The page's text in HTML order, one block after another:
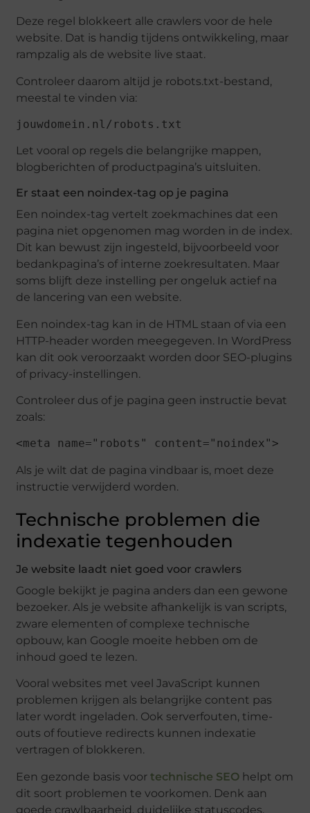
Deze regel blokkeert alle crawlers voor de hele
website. Dat is handig tijdens ontwikkeling, maar
rampzalig als de website live staat.
Controleer daarom altijd je robots.txt-bestand,
meestal te vinden via:
jouwdomein.nl/robots.txt
Let vooral op regels die belangrijke mappen,
blogberichten of productpagina’s uitsluiten.
Er staat een noindex-tag op je pagina
Een noindex-tag vertelt zoekmachines dat een
pagina niet opgenomen mag worden in de index.
Dit kan bewust zijn ingesteld, bijvoorbeeld voor
bedankpagina’s of interne zoekresultaten. Maar
soms blijft deze instelling per ongeluk actief na
de lancering van een website.
Een noindex-tag kan in de HTML staan of via een
HTTP-header worden meegegeven. In WordPress
kan dit ook veroorzaakt worden door SEO-plugins
of privacy-instellingen.
Controleer dus of je pagina geen instructie bevat
zoals:
<meta name="robots" content="noindex">
Als je wilt dat de pagina vindbaar is, moet deze
instructie verwijderd worden.
Technische problemen die
indexatie tegenhouden
Je website laadt niet goed voor crawlers
Google bekijkt je pagina anders dan een gewone
bezoeker. Als je website afhankelijk is van scripts,
zware elementen of complexe technische
opbouw, kan Google moeite hebben om de
inhoud goed te lezen.
Vooral websites met veel JavaScript kunnen
problemen krijgen als belangrijke content pas
later wordt ingeladen. Ook serverfouten, time-
outs of foutieve redirects kunnen indexatie
vertragen of blokkeren.
Een gezonde basis voortechnische SEO helpt om
dit soort problemen te voorkomen. Denk aan
goede crawlbaarheid, duidelijke statuscodes,